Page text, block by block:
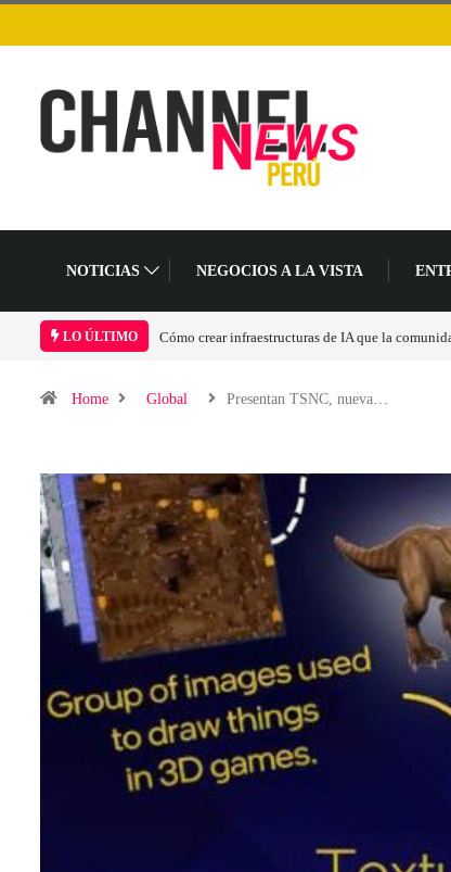
NOTICIAS NEGOCIOS A LA VISTA
LO ÚLTIMO Cómo crear infraestructuras de IA que la
Home Global Presentan TSNC, nueva…